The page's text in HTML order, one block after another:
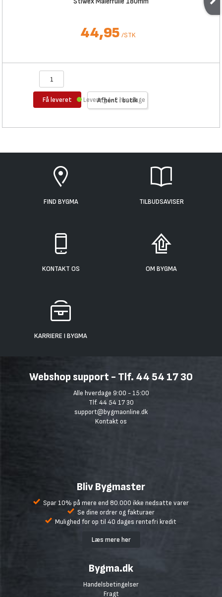
44,95 /STK
Få leveret Afhent i butik
Levering 1-2 hverdage
FIND BYGMA TILBUDSAVISER
KONTAKT OS OM BYGMA
KARRIERE I BYGMA
Webshop support - Tlf. 44 54 17 30
Alle hverdage 9:00 - 15:00
Tlf. 44 54 17 30
support@bygmaonline.dk
Kontakt os
Bliv Bygmaster
Spar 10% på mere end 80.000 ikke nedsatte varer
Se dine ordrer og fakturaer
Mulighed for op til 40 dages rentefri kredit
Læs mere her
Bygma.dk
Handelsbetingelser
Fragt